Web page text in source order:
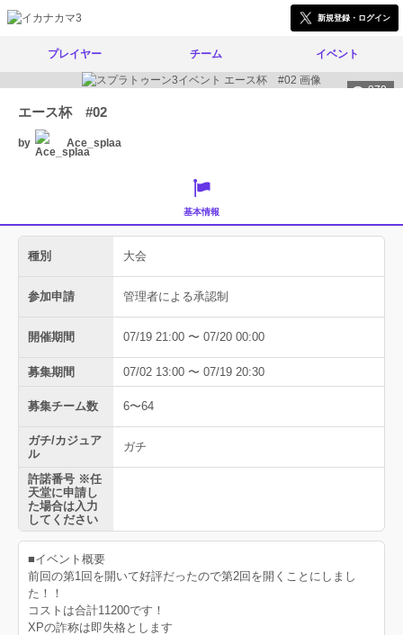
新規登録・ログイン
プレイヤー チーム イベント
979
エース杯 #02
by Ace_splaa
基本情報
種別 大会
参加申請 管理者による承認制
開催期間 07/19 21:00 〜 07/20 00:00
募集期間 07/02 13:00 〜 07/19 20:30
募集チーム数 6〜64
ガチ/カジュア
ル
ガチ
許諾番号 ※任
天堂に申請し
た場合は入力
してください
■イベント概要
前回の第1回を開いて好評だったので第2回を開くことにしまし
た！！
コストは合計11200です！
XPの詐称は即失格とします